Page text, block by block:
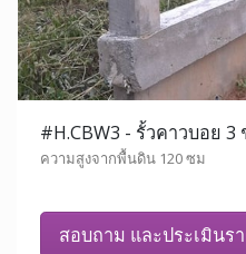
#H.CBW3 - รั้วคาวบอย
ความสูงจากพื้นดิน 120 ซม
สอบถาม และประเมินร